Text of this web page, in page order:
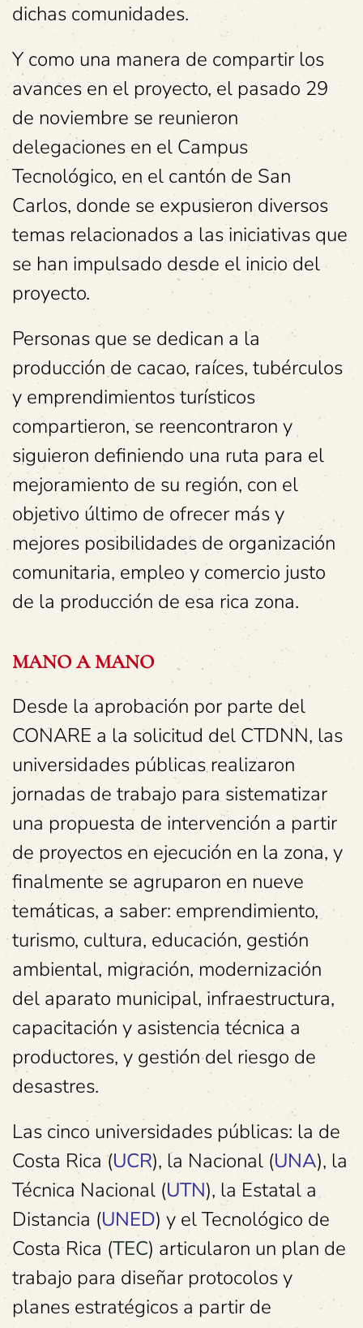
dichas comunidades.
Y como una manera de compartir los
avances en el proyecto, el pasado 29
de noviembre se reunieron
delegaciones en el Campus
Tecnológico, en el cantón de San
Carlos, donde se expusieron diversos
temas relacionados a las iniciativas que
se han impulsado desde el inicio del
proyecto.
Personas que se dedican a la
producción de cacao, raíces, tubérculos
y emprendimientos turísticos
compartieron, se reencontraron y
siguieron definiendo una ruta para el
mejoramiento de su región, con el
objetivo último de ofrecer más y
mejores posibilidades de organización
comunitaria, empleo y comercio justo
de la producción de esa rica zona.
MANO A MANO
Desde la aprobación por parte del
CONARE a la solicitud del CTDNN, las
universidades públicas realizaron
jornadas de trabajo para sistematizar
una propuesta de intervención a partir
de proyectos en ejecución en la zona, y
finalmente se agruparon en nueve
temáticas, a saber: emprendimiento,
turismo, cultura, educación, gestión
ambiental, migración, modernización
del aparato municipal, infraestructura,
capacitación y asistencia técnica a
productores, y gestión del riesgo de
desastres.
Las cinco universidades públicas: la de
Costa Rica (UCR), la Nacional (UNA), la
Técnica Nacional (UTN), la Estatal a
Distancia (UNED) y el Tecnológico de
Costa Rica (TEC) articularon un plan de
trabajo para diseñar protocolos y
planes estratégicos a partir de